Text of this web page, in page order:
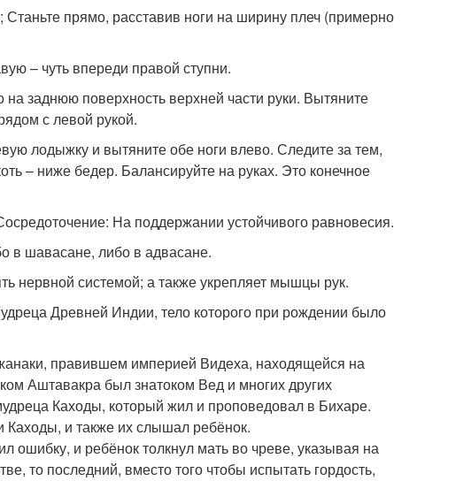
прямо, расставив ноги на ширину плеч (примерно
– чуть впереди правой ступни.
заднюю поверхность верхней части руки. Вытяните
с левой рукой.
лодыжку и вытяните обе ноги влево. Следите за тем,
– ниже бедер. Балансируйте на руках. Это конечное
На поддержании устойчивого равновесия.
в шавасане, либо в адвасане.
нервной системой; а также укрепляет мышцы рук.
Древней Индии, тело которого при рождении было
правившем империей Видеха, находящейся на
Аштавакра был знатоком Вед и многих других
Каходы, который жил и проповедовал в Бихаре.
и также их слышал ребёнок.
ошибку, и ребёнок толкнул мать во чреве, указывая на
то последний, вместо того чтобы испытать гордость,